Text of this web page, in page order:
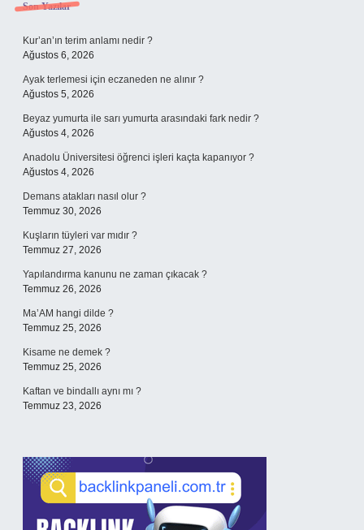
Sidebar
Son Yazılar
Kur’an’ın terim anlamı nedir ?
Ağustos 6, 2026
Ayak terlemesi için eczaneden ne alınır ?
Ağustos 5, 2026
Beyaz yumurta ile sarı yumurta arasındaki fark nedir ?
Ağustos 4, 2026
Anadolu Üniversitesi öğrenci işleri kaçta kapanıyor ?
Ağustos 4, 2026
Demans atakları nasıl olur ?
Temmuz 30, 2026
Kuşların tüyleri var mıdır ?
Temmuz 27, 2026
Yapılandırma kanunu ne zaman çıkacak ?
Temmuz 26, 2026
Ma’AM hangi dilde ?
Temmuz 25, 2026
Kisame ne demek ?
Temmuz 25, 2026
Kaftan ve bindallı aynı mı ?
Temmuz 23, 2026